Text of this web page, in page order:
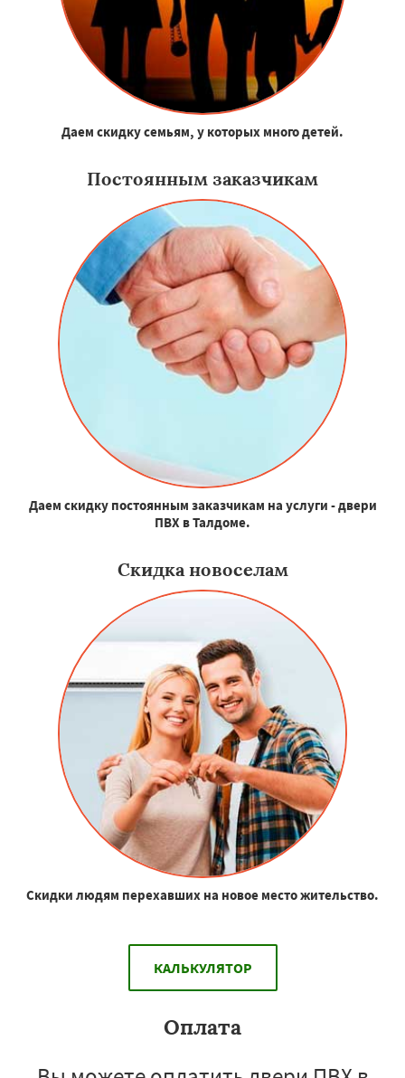
Даем скидку семьям, у которых много детей.
Постоянным заказчикам
Даем скидку постоянным заказчикам на услуги - двери
ПВХ в Талдоме.
Скидка новоселам
Скидки людям перехавших на новое место жительство.
КАЛЬКУЛЯТОР
Оплата